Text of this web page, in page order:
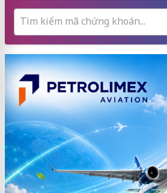
Tìm kiếm mã chứng khoán...